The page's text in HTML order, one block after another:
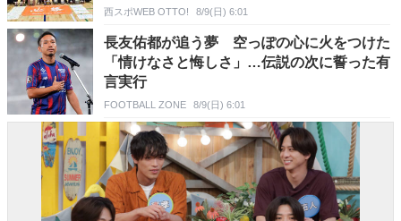
西スポWEB OTTO! 8/9(日) 6:01
長友佑都が追う夢 空っぽの心に火をつけた
「情けなさと悔しさ」…伝説の次に誓った有
言実行
FOOTBALL ZONE 8/9(日) 6:01